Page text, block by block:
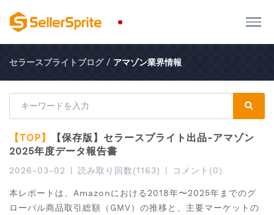
セラースプライトブログ / アマゾン業界情報
【TOP】
【保存版】セラースプライト出品-アマゾン
2025年度データ報告書
2026-03-02 読み取り回数(1163) コメント(0)
本レポートは、Amazonにおける2018年〜2025年までのグ
ローバル商品取引総額（GMV）の推移と、主要マーケットの